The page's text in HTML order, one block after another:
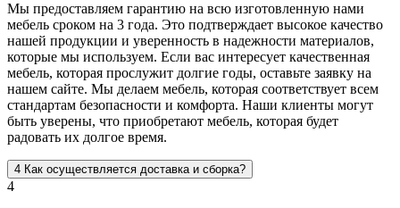
Мы предоставляем гарантию на всю изготовленную нами
мебель сроком на 3 года. Это подтверждает высокое качество
нашей продукции и уверенность в надежности материалов,
которые мы используем. Если вас интересует качественная
мебель, которая прослужит долгие годы, оставьте заявку на
нашем сайте. Мы делаем мебель, которая соответствует всем
стандартам безопасности и комфорта. Наши клиенты могут
быть уверены, что приобретают мебель, которая будет
радовать их долгое время.
4 Как осуществляется доставка и сборка?
4